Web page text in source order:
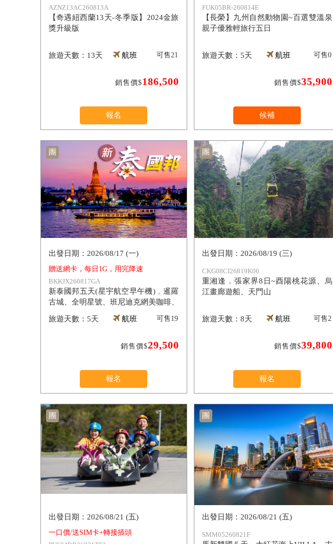
AZNZ13AC260813A
【奇遇紐西蘭13天-冬季版】2024金旅
獎升級版
13天 航班
銷售價$186,500
可售21
報名
FUK05BR-260814E
【長榮】九州自然動物園~百選雙溫泉
親子優雅輕旅行五日
5天 航班
銷售價$35,900
可售0
候補
團
贈送網卡，每日1G，用完降速
BKKJX260817GA
新泰國邦五天(星宇航空早午機)﹐暹羅
古城、全明星號、班尼迪克網美咖啡、
指壓按摩翡翠灣海灘俱樂部、爽泰渡
假、莊園喬德夜市
5天
2026/08/17 (一)
航班
銷售價$29,500
可售19
報名
團
CKG08CI26819K06
重湘逢．張家界8日~酉陽桃花源、烏
江畫廊遊船、天門山
8天
2026/08/19 (三)
航班
銷售價$39,800
可售2
報名
團
一口價/送SIM卡+轉接插頭
2026/08/21 (五)
團
SMM05260821F
2026/08/21 (五)